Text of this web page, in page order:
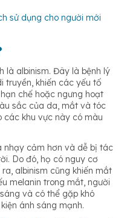
sử dụng cho người mới
là albinism. Đây là bệnh lý
truyền, khiến các yếu tố
chế hoặc ngưng hoạt
sắc của da, mắt và tóc
các khu vực này có màu
nhạy cảm hơn và dễ bị tác
Do đó, họ có nguy cơ
albinism cũng khiến mắt
melanin trong mắt, người
và có thể gặp khó
ánh sáng mạnh.